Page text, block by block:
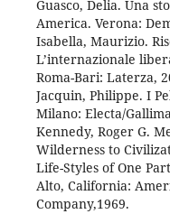
Guasco, Delia. Una
America. Verona:
Isabella, Maurizio.
L’internazionale
Roma-Bari: Laterza,
Jacquin, Philippe. I
Milano: Electa/
Kennedy, Roger G.
Wilderness to
Life-Styles of One
Alto, California:
Company,1969.